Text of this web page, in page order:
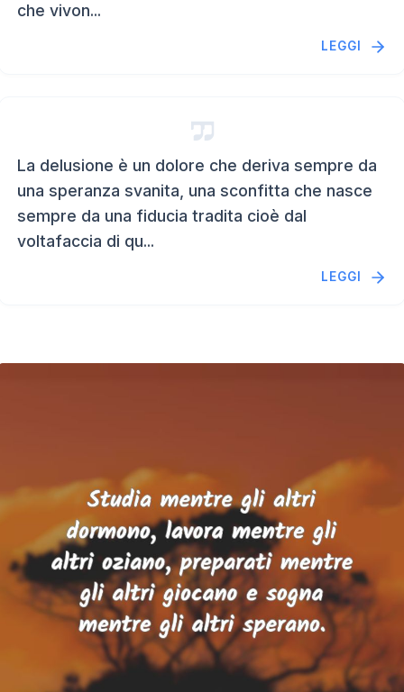
che vivon...
LEGGI
La delusione è un dolore che deriva sempre da
una speranza svanita, una sconfitta che nasce
sempre da una fiducia tradita cioè dal
voltafaccia di qu...
LEGGI